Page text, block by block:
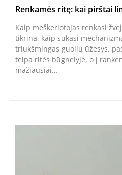
Renkamės ritę: kai pirštai
Kaip meškeriotojas renkasi
tikrina, kaip sukasi
triukšmingas guolių ūžesys,
telpa ritės būgnelyje, o į
mažiausiai…